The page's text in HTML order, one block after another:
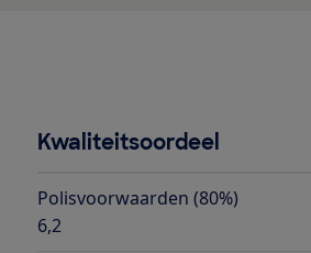
Kwaliteitsoordeel
Polisvoorwaarden (80%)
6,2